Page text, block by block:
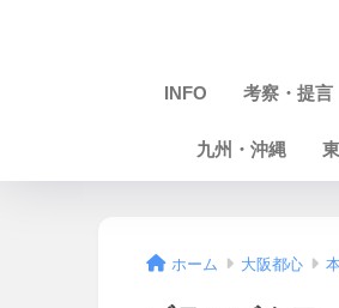
INFO 考察・提言
九州・沖縄
ホーム 大阪都心